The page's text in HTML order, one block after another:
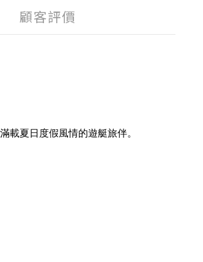
顧客評價
夏日度假風情的遊艇旅伴。